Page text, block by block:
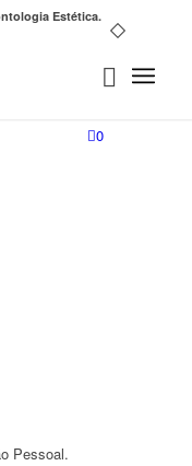
Estética.
0
Pessoal.